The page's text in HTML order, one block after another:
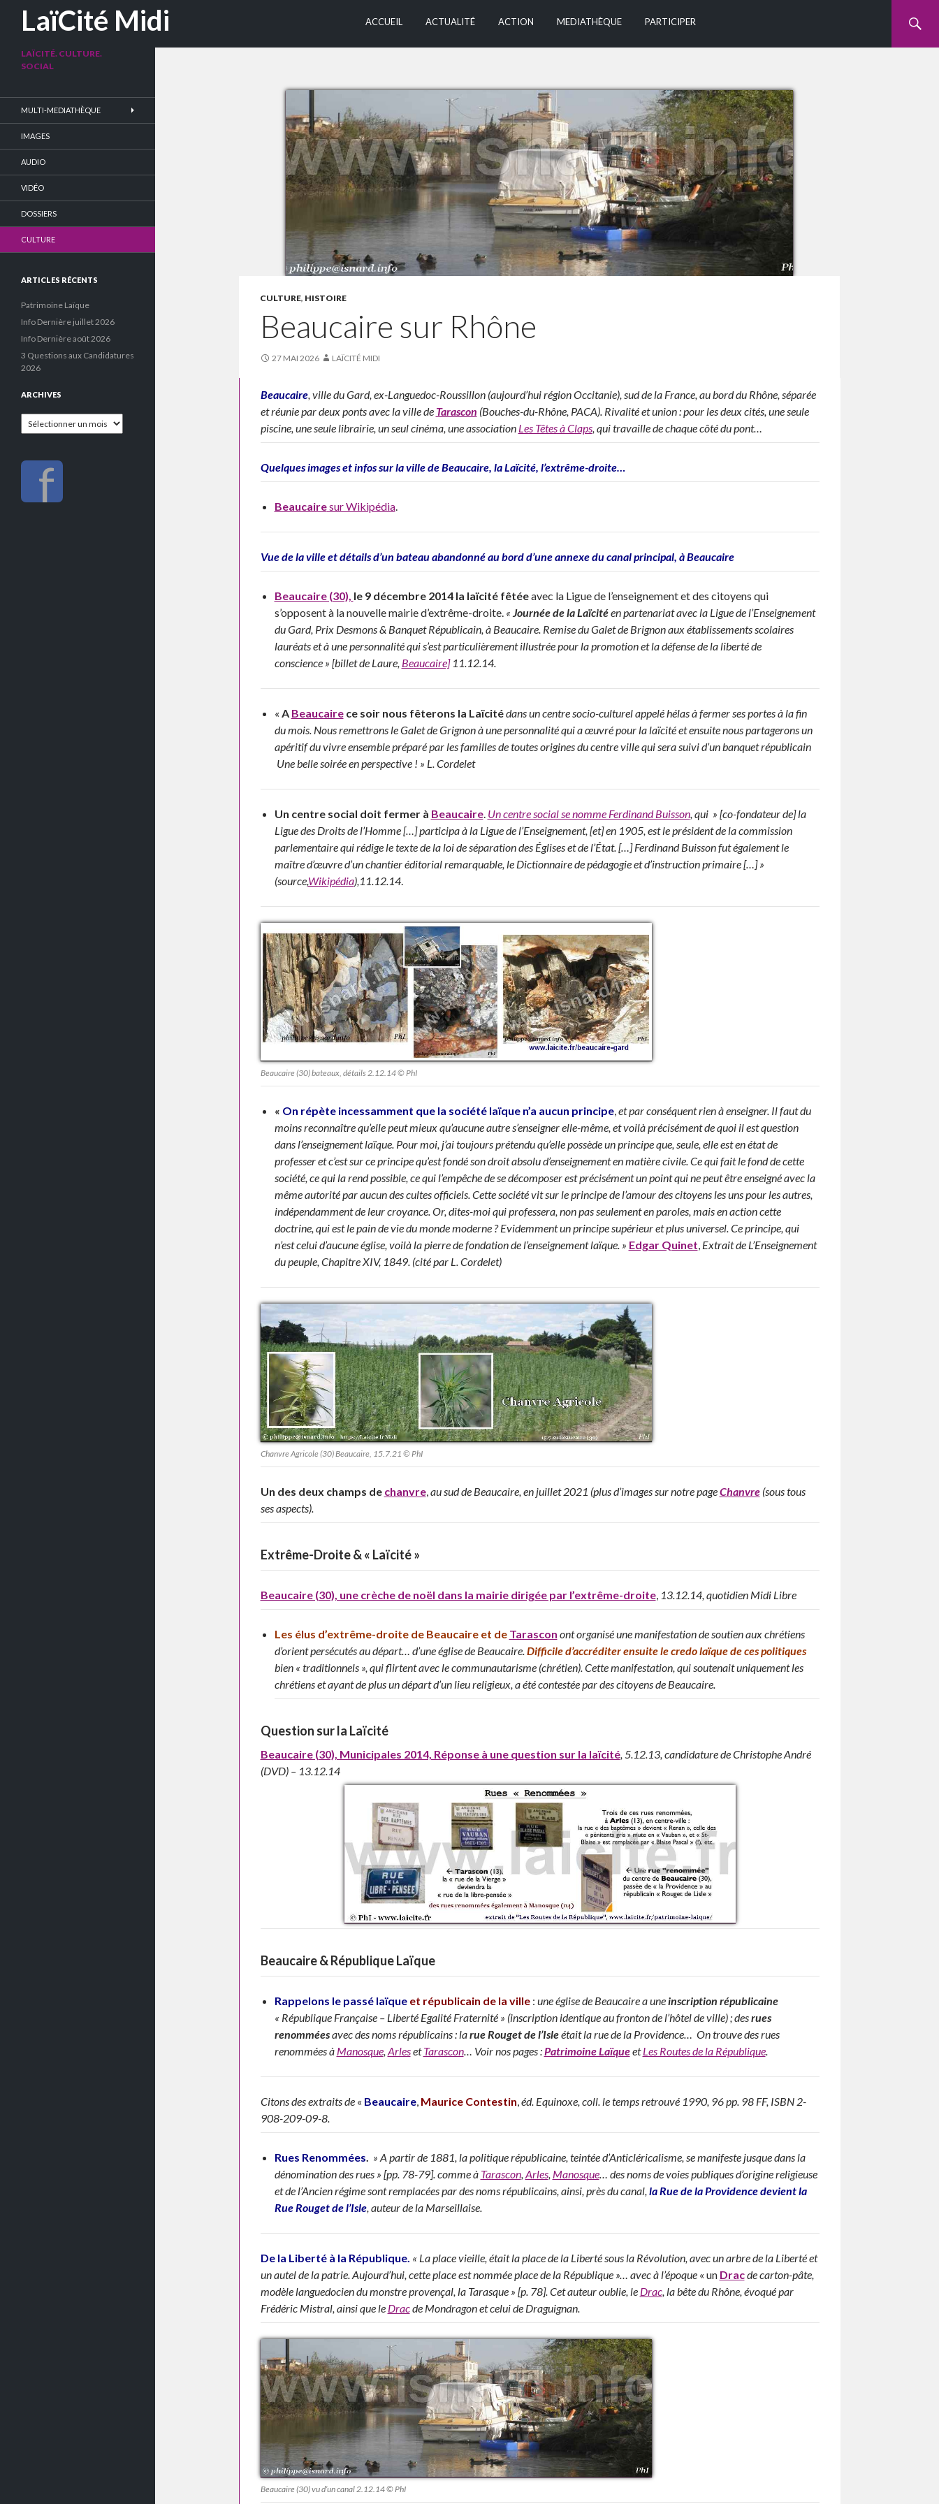
LaïCité Midi
Recherche
ACCUEIL
ACTUALITÉ ACTION MEDIATHÈQUE PARTICIPER
CULTURE, HISTOIRE
Beaucaire sur Rhône
27 MAI 2026 LAÏCITÉ MIDI
Beaucaire, ville du Gard, ex-Languedoc-Roussillon (aujourd’hui région Occitanie), sud de la France, au bord du Rhône, séparée
et réunie par deux ponts avec la ville de Tarascon (Bouches-du-Rhône, PACA). Rivalité et union : pour les deux cités, une seule
piscine, une seule librairie, un seul cinéma, une association Les Têtes à Claps, qui travaille de chaque côté du pont…
Quelques images et infos sur la ville de Beaucaire, la Laïcité, l’extrême-droite…
Beaucairesur Wikipédia.
Vue de la ville et détails d’un bateau abandonné au bord d’une annexe du canal principal, à Beaucaire
Beaucaire (30), le 9 décembre 2014 la laïcité fêtéeavec la Ligue de l’enseignement et des citoyens qui
s’opposent à la nouvelle mairie d’extrême-droite. « Journée de la Laïcitéen partenariat avec la Ligue de l’Enseignement
du Gard, Prix Desmons & Banquet Républicain, à Beaucaire. Remise du Galet de Brignon aux établissements scolaires
lauréats et à une personnalité qui s’est particulièrement illustrée pour la promotion et la défense de la liberté de
conscience » [billet de Laure, Beaucaire]11.12.14.
« A Beaucairece soir nous fêterons la Laïcitédans un centre socio-culturel appelé hélas à fermer ses portes à la fin
du mois. Nous remettrons le Galet de Grignon à une personnalité qui a œuvré pour la laïcité et ensuite nous partagerons un
apéritif du vivre ensemble préparé par les familles de toutes origines du centre ville qui sera suivi d’un banquet républicain
Une belle soirée en perspective ! » L. Cordelet
Un centre social doit fermer à Beaucaire. Un centre social se nomme Ferdinand Buisson, qui » [co-fondateur de] la
Ligue des Droits de l’Homme […] participa à la Ligue de l’Enseignement, [et] en 1905, est le président de la commission
parlementaire qui rédige le texte de la loi de séparation des Églises et de l’État. […] Ferdinand Buisson fut également le
maître d’œuvre d’un chantier éditorial remarquable, le Dictionnaire de pédagogie et d’instruction primaire […] »
(source,Wikipédia),11.12.14.
Beaucaire (30) bateaux, détails 2.12.14 © PhI
« On répète incessamment que la société laïque n’a aucun principe, et par conséquent rien à enseigner. Il faut du
moins reconnaître qu’elle peut mieux qu’aucune autre s’enseigner elle-même, et voilà précisément de quoi il est question
dans l’enseignement laïque. Pour moi, j’ai toujours prétendu qu’elle possède un principe que, seule, elle est en état de
professer et c’est sur ce principe qu’est fondé son droit absolu d’enseignement en matière civile. Ce qui fait le fond de cette
société, ce qui la rend possible, ce qui l’empêche de se décomposer est précisément un point qui ne peut être enseigné avec la
même autorité par aucun des cultes officiels. Cette société vit sur le principe de l’amour des citoyens les uns pour les autres,
indépendamment de leur croyance. Or, dites-moi qui professera, non pas seulement en paroles, mais en action cette
doctrine, qui est le pain de vie du monde moderne ? Evidemment un principe supérieur et plus universel. Ce principe, qui
n’est celui d’aucune église, voilà la pierre de fondation de l’enseignement laïque. » Edgar Quinet Extrait de L’Enseignement
du peuple, Chapitre XIV, 1849. (cité par L. Cordelet)
Chanvre Agricole (30) Beaucaire, 15.7.21 © PhI
Un des deux champs de chanvre, au sud de Beaucaire, en juillet 2021 (plus d’images sur notre pageChanvre(sous tous
ses aspects).
Extrême-Droite & « Laïcité »
Beaucaire (30), une crèche de noël dans la mairie dirigée par l’extrême-droite, 13.12.14, quotidien Midi Libre
Les élus d’extrême-droite de Beaucaire et de Tarascon ont organisé une manifestation de soutien aux chrétiens
d’orient persécutés au départ… d’une église de Beaucaire. Difficile d’accréditer ensuite le credo laïque de ces politiques
bien « traditionnels », qui flirtent avec le communautarisme (chrétien). Cette manifestation, qui soutenait uniquement les
chrétiens et ayant de plus un départ d’un lieu religieux, a été contestée par des citoyens de Beaucaire.
Question sur la Laïcité
Beaucaire (30), Municipales 2014, Réponse à une question sur la laïcité, 5.12.13, candidature de Christophe André
(DVD) – 13.12.14
Beaucaire & République Laïque
Rappelons le passé laïqueet républicain de la ville: une église de Beaucaire a uneinscription républicaine
« République Française – Liberté Egalité Fraternité » (inscription identique au fronton de l’hôtel de ville) ; desrues
renomméesavec des noms républicains : larue Rouget de l’Isleétait la rue de la Providence… On trouve des rues
renommées à Manosque, ArlesetTarascon… Voir nos pages :Patrimoine LaïqueetLes Routes de la République.
Citons des extraits de« Beaucaire, Maurice Contestin,éd. Equinoxe, coll. le temps retrouvé 1990, 96 pp. 98 FF, ISBN 2-
908-209-09-8.
Rues Renommées. » A partir de 1881, la politique républicaine, teintée d’Anticléricalisme, se manifeste jusque dans la
dénomination des rues » [pp. 78-79].comme à Tarascon, Arles, Manosque… des noms de voies publiques d’origine religieuse
et de l’Ancien régime sont remplacées par des noms républicains, ainsi, près du canal, la Rue de la Providence devient la
Rue Rouget de l’Isle, auteur de la Marseillaise.
De la Liberté à la République. « La place vieille, était la place de la Liberté sous la Révolution, avec un arbre de la Liberté et
un autel de la patrie. Aujourd’hui, cette place est nommée place de la République »… avec à l’époque « un Dracde carton-pâte,
modèle languedocien du monstre provençal, la Tarasque » [p. 78]. Cet auteur oublie, le Drac, la bête du Rhône, évoqué par
Frédéric Mistral, ainsi que le Dracde Mondragon et celui de Draguignan.
Beaucaire (30) vu d’un canal 2.12.14 © PhI
LAÏCITÉ. CULTURE.
SOCIAL
MULTI-MEDIATHÈQUE
IMAGES
AUDIO
VIDÉO
DOSSIERS
CULTURE
ARTICLES RÉCENTS
Patrimoine Laïque
Info Dernière juillet 2026
Info Dernière août 2026
3 Questions aux Candidatures
2026
ARCHIVES
Archives
f